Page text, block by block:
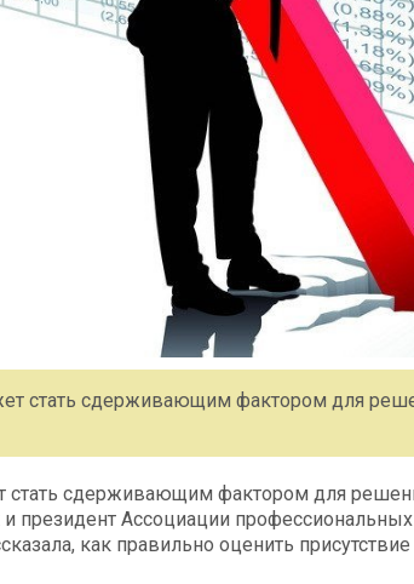
стать сдерживающим фактором для
стать сдерживающим фактором для
и президент Ассоциации
как правильно оценить